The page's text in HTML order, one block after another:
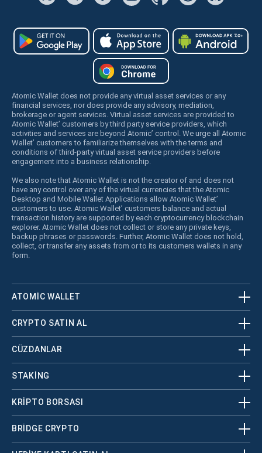
Atomic Wallet does not provide any virtual asset services or any
financial services, nor does provide any advisory, mediation,
brokerage or agent services. Virtual asset services are provided to
Atomic Wallet’ customers by third party service providers, which
activities and services are beyond Atomic’ control. We urge all Atomic
Wallet’ customers to familiarize themselves with the terms and
conditions of third-party virtual asset service providers before
engagement into a business relationship.
We also note that Atomic Wallet is not the creator of and does not
have any control over any of the virtual currencies that the Atomic
Desktop and Mobile Wallet Applications allow Atomic Wallet’
customers to use. Atomic Wallet’ customers balance and actual
transaction history are supported by each cryptocurrency blockchain
explorer. Atomic Wallet does not collect or store any private keys,
backup phrases or passwords. Further, Atomic Wallet does not hold,
collect, or transfer any assets from or to its customers wallets in any
form.
ATOMIC WALLET
CRYPTO SATIN AL
CÜZDANLAR
STAKING
KRİPTO BORSASI
BRIDGE CRYPTO